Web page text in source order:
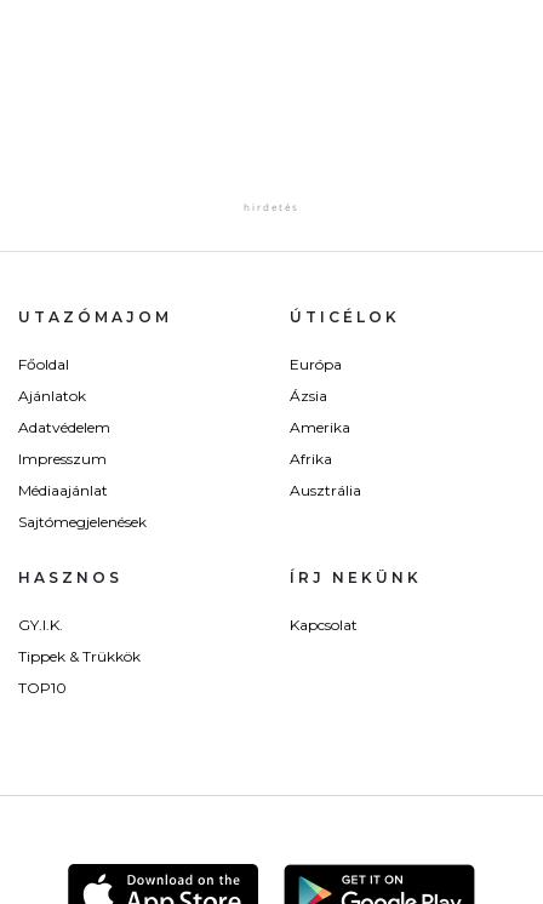
UTAZÓMAJOM
Főoldal
Ajánlatok
Adatvédelem
Impresszum
Médiaajánlat
Sajtómegjelenések
ÚTICÉLOK
Európa
Ázsia
Amerika
Afrika
Ausztrália
HASZNOS
GY.I.K.
Tippek & Trükkök
TOP10
ÍRJ NEKÜNK
Kapcsolat